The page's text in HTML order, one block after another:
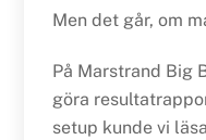
Men det går, om
På Marstrand Big
göra
setup kunde vi